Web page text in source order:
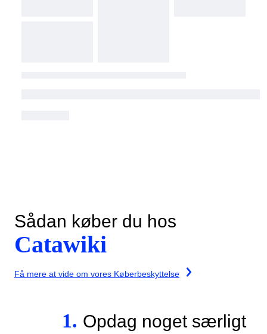
Sådan køber du hos
Catawiki
Få mere at vide om vores Køberbeskyttelse
1. Opdag noget særligt